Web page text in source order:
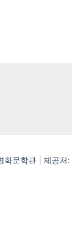
문학관 | 제공처: